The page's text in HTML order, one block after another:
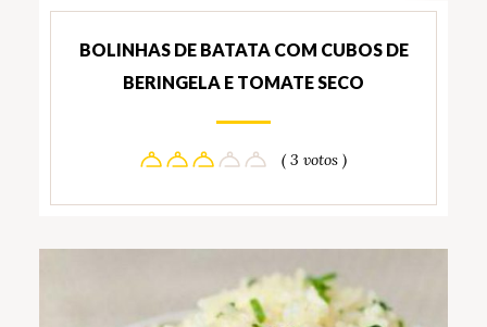
BOLINHAS DE BATATA COM CUBOS DE
BERINGELA E TOMATE SECO
( 3 votos )